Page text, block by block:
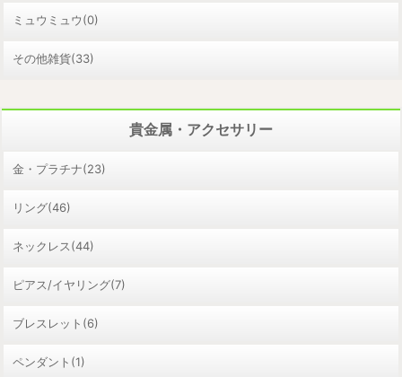
ミュウミュウ(0)
その他雑貨(33)
貴金属・アクセサリー
金・プラチナ(23)
リング(46)
ネックレス(44)
ピアス/イヤリング(7)
ブレスレット(6)
ペンダント(1)